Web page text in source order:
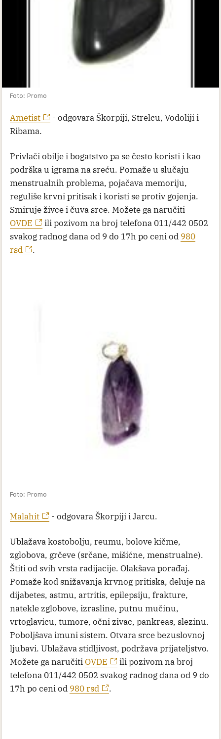
Foto: Promo
Ametist
- odgovara Škorpiji, Strelcu, Vodoliji i
Ribama.
Privlači obilje i bogatstvo pa se često koristi i kao
podrška u igrama na sreću. Pomaže u slučaju
menstrualnih problema, pojačava memoriju,
reguliše krvni pritisak i koristi se protiv gojenja.
Smiruje živce i čuva srce. Možete ga naručiti
OVDE
ili pozivom na broj telefona 011/442 0502
svakog radnog dana od 9 do 17h po ceni od 980
rsd
.
Foto: Promo
Malahit - odgovara Škorpiji i Jarcu.
Ublažava kostobolju, reumu, bolove kičme,
zglobova, grčeve (srčane, mišićne, menstrualne).
Štiti od svih vrsta radijacije. Olakšava porađaj.
Pomaže kod snižavanja krvnog pritiska, deluje na
dijabetes, astmu, artritis, epilepsiju, frakture,
natekle zglobove, izrasline, putnu mučinu,
vrtoglavicu, tumore, očni zivac, pankreas, slezinu.
Poboljšava imuni sistem. Otvara srce bezuslovnoj
ljubavi. Ublažava stidljivost, podržava prijateljstvo.
Možete ga naručitiOVDE
ili pozivom na broj
telefona 011/442 0502 svakog radnog dana od 9 do
17h po ceni od 980 rsd .